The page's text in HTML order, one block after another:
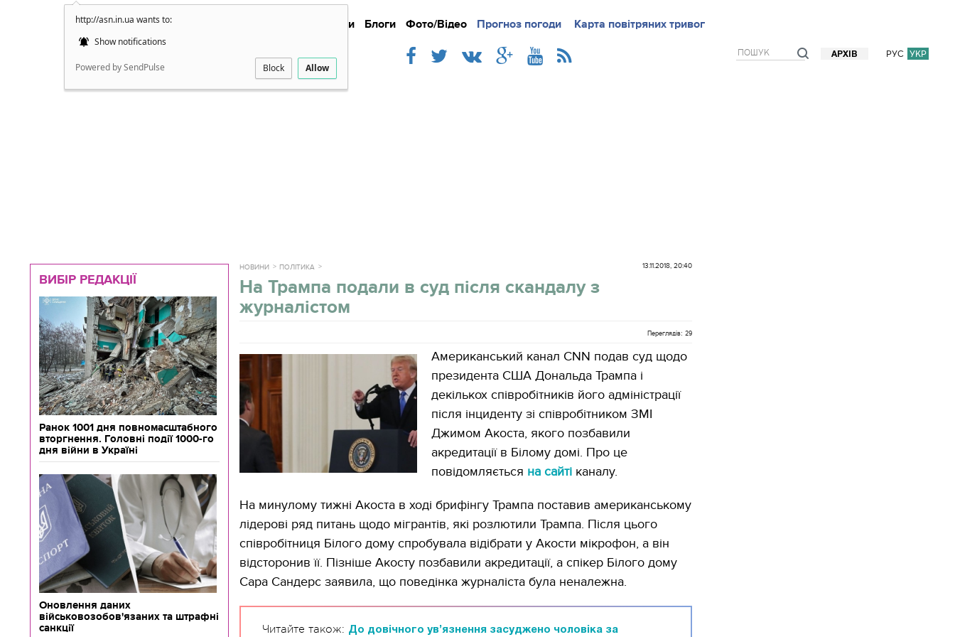
http://asn.in.ua wants to:
Show notifications
Powered by SendPulse Block Allow
Новини Блоги Фото/Відео Прогноз погоди Карта повітряних тривог
РУС УКР
АРХІВ
Докладно Новини Iнтерв`ю Блоги
ВИБІР РЕДАКЦІЇ
Ранок 1001 дня повномасштабного
вторгнення. Головні події 1000-го
дня війни в Україні
Оновлення даних
військовозобов'язаних та штрафні
санкції
НОВИНИ ПОЛІТИКА 13.11.2018, 20:40
На Трампа подали в суд після скандалу з
журналістом
Переглядів: 29
Американський канал CNN подав суд щодо
президента США Дональда Трампа і
декількох співробітників його адміністрації
після інциденту зі співробітником ЗМІ
Джимом Акоста, якого позбавили
акредитації в Білому домі. Про це
повідомляється на сайті каналу.
На минулому тижні Акоста в ході брифінгу Трампа поставив американському
лідерові ряд питань щодо мігрантів, які розлютили Трампа. Після цього
співробітниця Білого дому спробувала відібрати у Акости мікрофон, а він
відсторонив її. Пізніше Акосту позбавили акредитації, а спікер Білого дому
Сара Сандерс заявила, що поведінка журналіста була неналежна.
Читайте також: До довічного ув’язнення засуджено чоловіка за